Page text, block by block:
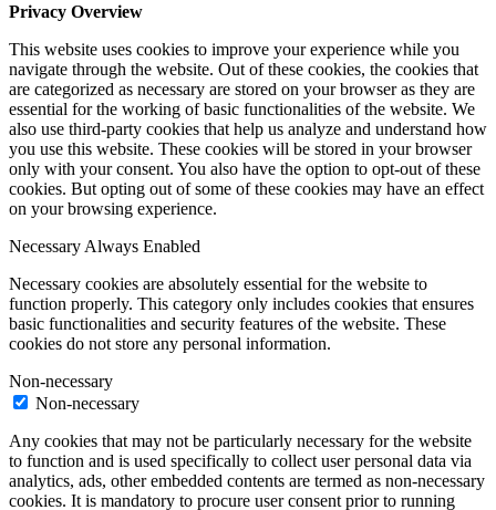
Privacy Overview
This website uses cookies to improve your experience while you
navigate through the website. Out of these cookies, the cookies that
are categorized as necessary are stored on your browser as they are
essential for the working of basic functionalities of the website. We
also use third-party cookies that help us analyze and understand how
you use this website. These cookies will be stored in your browser
only with your consent. You also have the option to opt-out of these
cookies. But opting out of some of these cookies may have an effect
on your browsing experience.
Necessary Always Enabled
Necessary cookies are absolutely essential for the website to
function properly. This category only includes cookies that ensures
basic functionalities and security features of the website. These
cookies do not store any personal information.
Non-necessary
Non-necessary
Any cookies that may not be particularly necessary for the website
to function and is used specifically to collect user personal data via
analytics, ads, other embedded contents are termed as non-necessary
cookies. It is mandatory to procure user consent prior to running